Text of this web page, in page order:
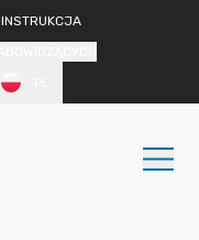
INSTRUKCJA